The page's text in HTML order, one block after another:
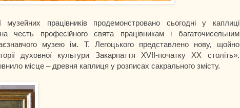
музейних працівників продемонстровано сьогодні у каплиці
честь професійного свята працівникам і багаточисельним
музею ім. Т. Легоцького представлено нову, щойно
духовної культури Закарпаття XVII-початку XX століть».
місце – древня каплиця у розписах сакрального змісту.